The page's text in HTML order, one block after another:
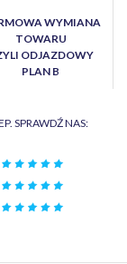
WYMIANA
TOWARU
ODJAZDOWY
PLAN B
SPRAWDŹ NAS: